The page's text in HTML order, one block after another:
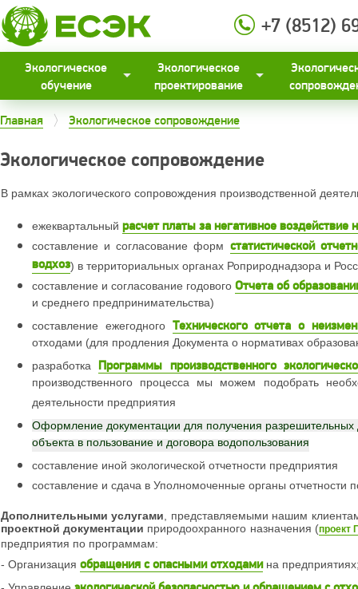
+7 (8512)
Экологическое
обучение
Экологическое
проектирование
Главная Экологическое сопровождение
Экологическое сопровождение
В рамках экологического сопровождения производственной
ежеквартальный расчет платы за негативное
составление и согласование форм статистической
водхоз) в территориальных органах Роприроднадзора и
составление и согласование годовогоОтчета об
и среднего предпринимательства)
составление ежегодного Технического отчета о
отходами (для продления Документа о нормативах
разработка Программы производственного
производственного процесса мы можем подобрать
деятельности предприятия
Оформление документации для получения
объекта в пользование и договора водопользования
составление иной экологической отчетности предприятия
составление и сдача в Уполномоченные органы отчетности
Дополнительными услугами , представляемыми нашим
проектной документации природоохранного назначения (проект
предприятия по программам:
- Организация обращения с опасными отходамина